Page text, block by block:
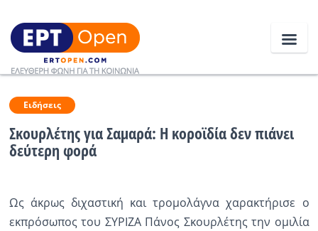
Ειδήσεις
Ελλάδα
Πολιτική
Ειδήσεις
Σκουρλέτης για Σαμαρά: Η κοροϊδία δεν πιάνει
δεύτερη φορά
Ως άκρως διχαστική και τρομολάγνα χαρακτήρισε ο
εκπρόσωπος του ΣΥΡΙΖΑ Πάνος Σκουρλέτης την ομιλία